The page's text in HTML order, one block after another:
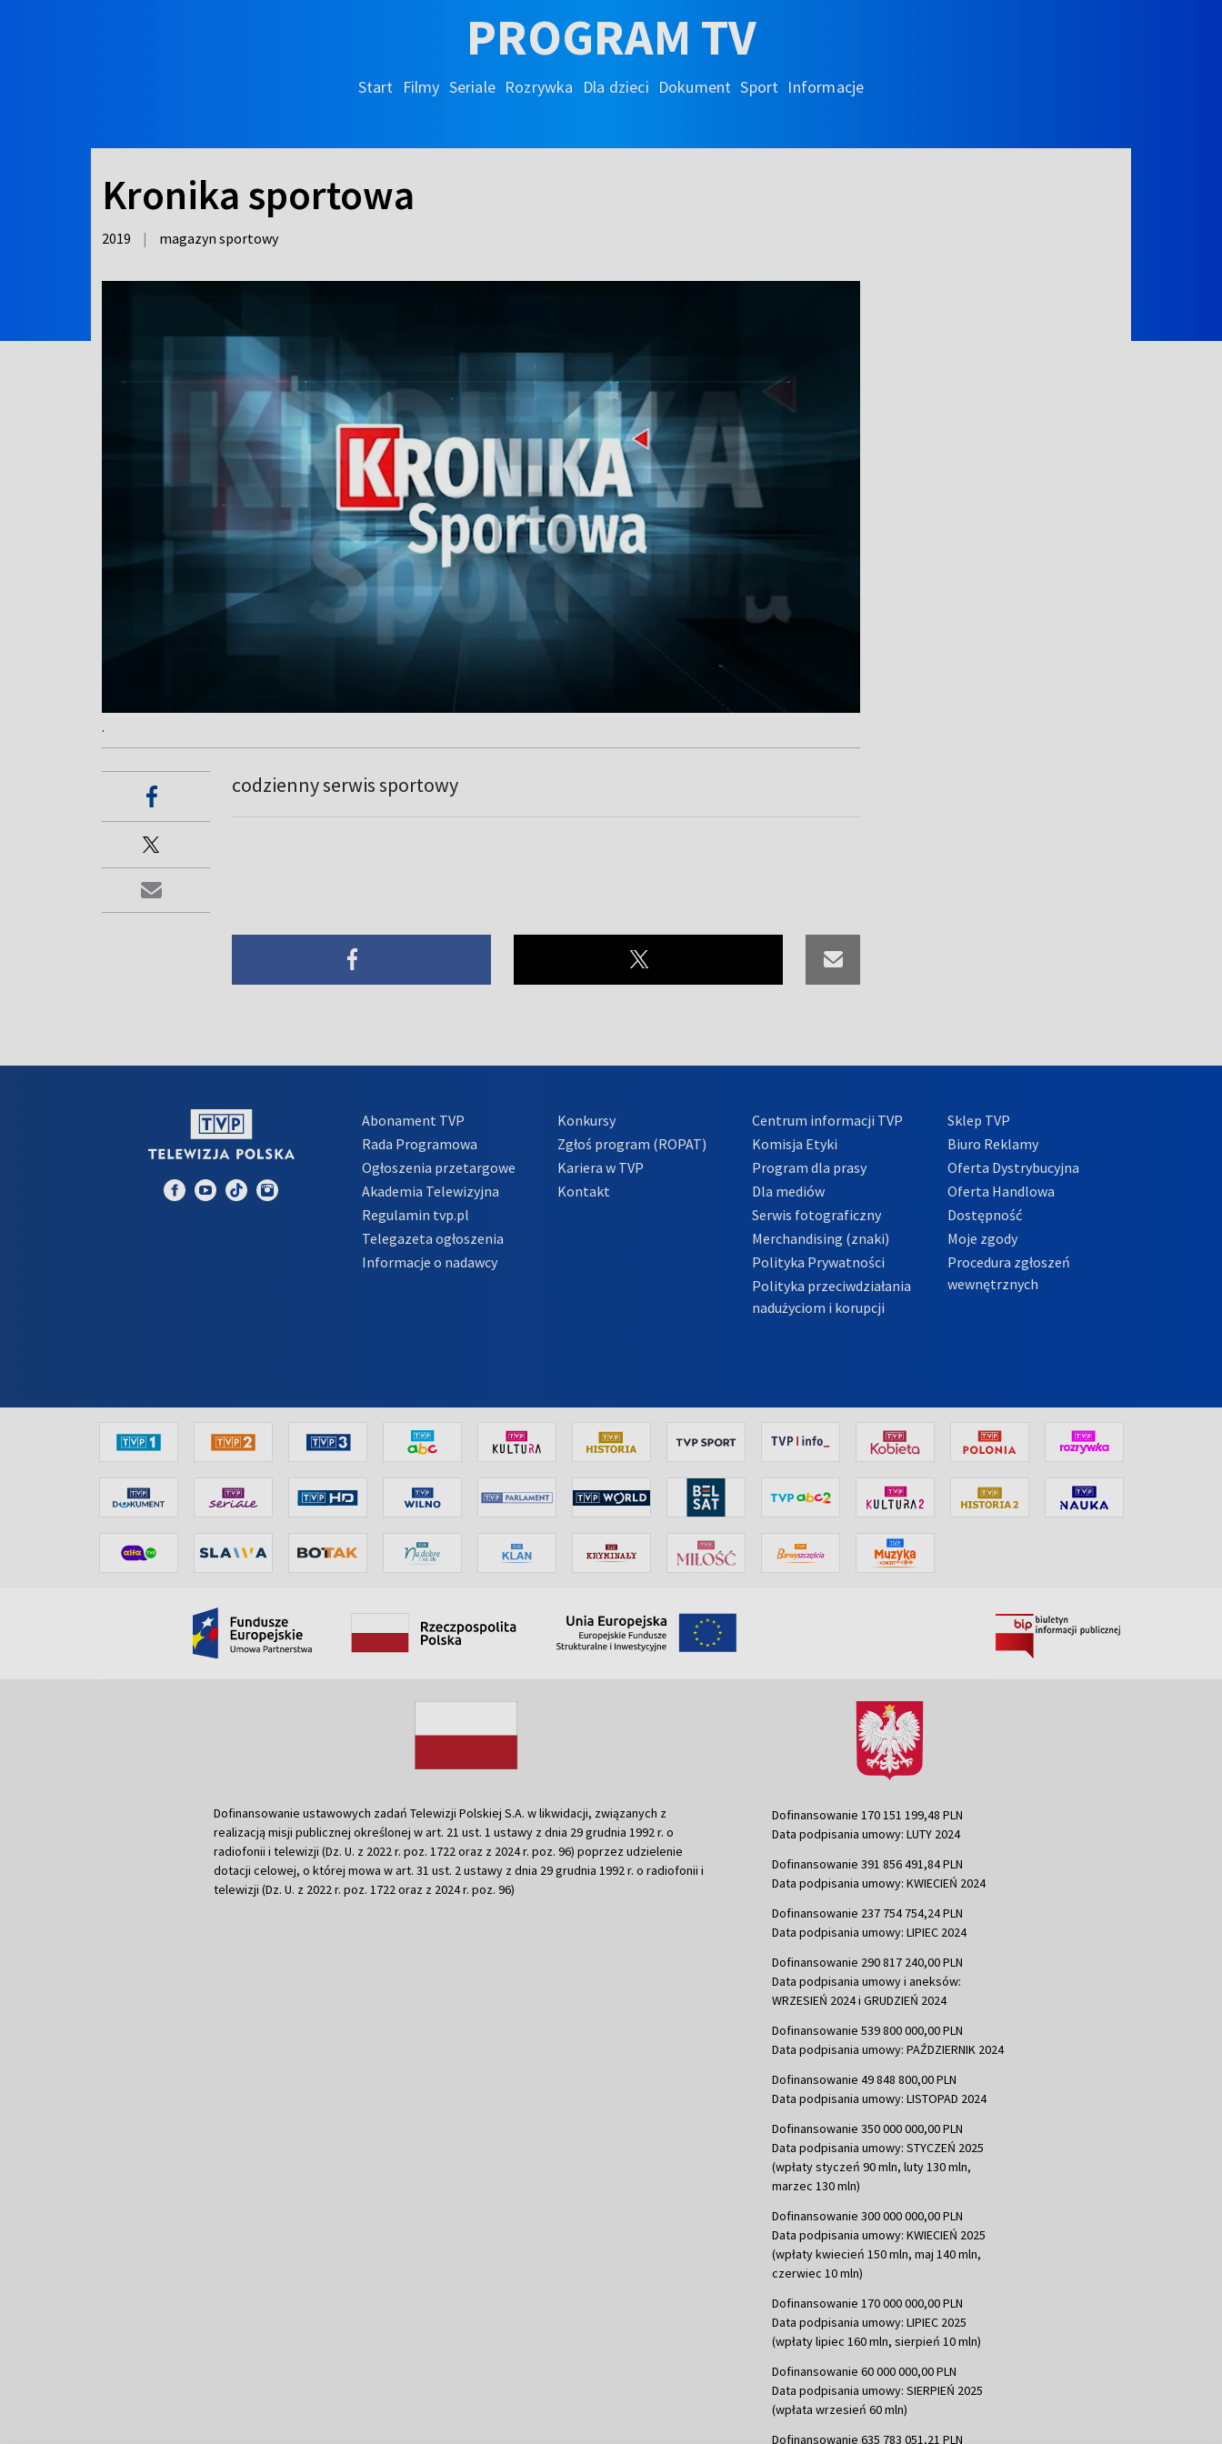
PROGRAM TV
Start Filmy Seriale Rozrywka Dla dzieci Dokument Sport Informacje
Kronika sportowa
2019 | magazyn sportowy
.
codzienny serwis sportowy
Abonament TVP
Rada Programowa
Ogłoszenia przetargowe
Akademia Telewizyjna
Regulamin tvp.pl
Telegazeta ogłoszenia
Informacje o nadawcy
Konkursy
Zgłoś program (ROPAT)
Kariera w TVP
Kontakt
Centrum informacji TVP
Komisja Etyki
Program dla prasy
Dla mediów
Serwis fotograficzny
Merchandising (znaki)
Polityka Prywatności
Polityka przeciwdziałania
nadużyciom i korupcji
Sklep TVP
Biuro Reklamy
Oferta Dystrybucyjna
Oferta Handlowa
Dostępność
Moje zgody
Procedura zgłoszeń
wewnętrznych
Dofinansowanie ustawowych zadań Telewizji Polskiej S.A. w likwidacji, związanych z
realizacją misji publicznej określonej w art. 21 ust. 1 ustawy z dnia 29 grudnia 1992 r. o
radiofonii i telewizji (Dz. U. z 2022 r. poz. 1722 oraz z 2024 r. poz. 96) poprzez udzielenie
dotacji celowej, o której mowa w art. 31 ust. 2 ustawy z dnia 29 grudnia 1992 r. o radiofonii i
telewizji (Dz. U. z 2022 r. poz. 1722 oraz z 2024 r. poz. 96)
Dofinansowanie 170 151 199,48 PLN
Data podpisania umowy: LUTY 2024
Dofinansowanie 391 856 491,84 PLN
Data podpisania umowy: KWIECIEŃ 2024
Dofinansowanie 237 754 754,24 PLN
Data podpisania umowy: LIPIEC 2024
Dofinansowanie 290 817 240,00 PLN
Data podpisania umowy i aneksów:
WRZESIEŃ 2024 i GRUDZIEŃ 2024
Dofinansowanie 539 800 000,00 PLN
Data podpisania umowy: PAŹDZIERNIK 2024
Dofinansowanie 49 848 800,00 PLN
Data podpisania umowy: LISTOPAD 2024
Dofinansowanie 350 000 000,00 PLN
Data podpisania umowy: STYCZEŃ 2025
(wpłaty styczeń 90 mln, luty 130 mln,
marzec 130 mln)
Dofinansowanie 300 000 000,00 PLN
Data podpisania umowy: KWIECIEŃ 2025
(wpłaty kwiecień 150 mln, maj 140 mln,
czerwiec 10 mln)
Dofinansowanie 170 000 000,00 PLN
Data podpisania umowy: LIPIEC 2025
(wpłaty lipiec 160 mln, sierpień 10 mln)
Dofinansowanie 60 000 000,00 PLN
Data podpisania umowy: SIERPIEŃ 2025
(wpłata wrzesień 60 mln)
Dofinansowanie 635 783 051,21 PLN